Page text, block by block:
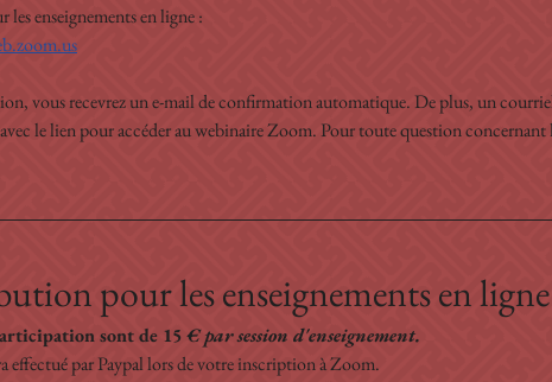
enseignements en ligne :
vous recevrez un e-mail de confirmation automatique. De plus, un
le lien pour accéder au webinaire Zoom. Pour toute question
pour les enseignements en
sont de 15 € par session d'enseignement.
effectué par Paypal lors de votre inscription à Zoom.